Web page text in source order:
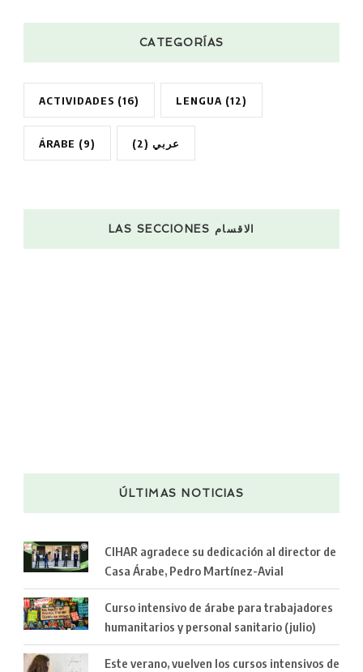
CATEGORÍAS
ACTIVIDADES (16) LENGUA (12)
ÁRABE (9) عربي (2)
LAS SECCIONES الاقسام
ÚLTIMAS NOTICIAS
CIHAR agradece su dedicación al director de
Casa Árabe, Pedro Martínez-Avial
Curso intensivo de árabe para trabajadores
humanitarios y personal sanitario (julio)
Este verano, vuelven los cursos intensivos de